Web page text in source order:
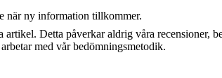
när ny information tillkommer.
Detta påverkar aldrig våra recensioner,
med vår bedömningsmetodik.